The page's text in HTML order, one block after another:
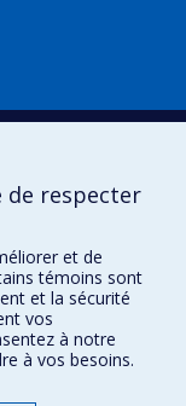
de respecter
et de
témoins sont
et la sécurité
vos
à notre
à vos besoins.